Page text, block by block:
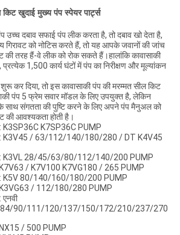
खुदाई मुख्य पंप स्पेयर पार्ट्स
दबाव सफाई पंप लीक करता है, तो दबाव खो देता है,
गिरावट को नोटिस करते हैं, तो यह आपके जवानों की जांच
तरह हैं-वे लीक को रोक सकते हैं।हालांकि कावासाकी
1,500 कार्य घंटों में पंप का निरीक्षण और मूल्यांकन
कर दिया, तो इस कावासाकी पंप की मरम्मत सील किट
पंप 5 फ्रेम सवार मॉडल के लिए उपयुक्त है, लेकिन
साथ संगतता की पुष्टि करने के लिए अपने पंप मैनुअल को
आवश्यकता होती है।
K3SP36C K7SP36C PUMP
K3V45 / 63/112/140/180/280 / DT K4V45
K3VL 28/45/63/80/112/140/200 PUMP
K7V63 / K7V100 K7VG180 / 265 PUMP
K5V 80/140/160/180/200 PUMP
K3VG63 / 112/180/280 PUMP
90/111/120/137/150/172/210/237/270
NX15 / 500 PUMP